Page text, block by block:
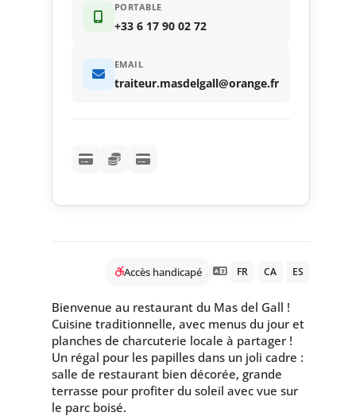
Accès handicapé FR CA ES
Bienvenue au restaurant du Mas del Gall !
Cuisine traditionnelle, avec menus du jour et
planches de charcuterie locale à partager !
Un régal pour les papilles dans un joli cadre :
salle de restaurant bien décorée, grande
terrasse pour profiter du soleil avec vue sur
le parc boisé.
PORTABLE
+33 6 17 90 02 72
EMAIL
traiteur.masdelgall@orange.fr